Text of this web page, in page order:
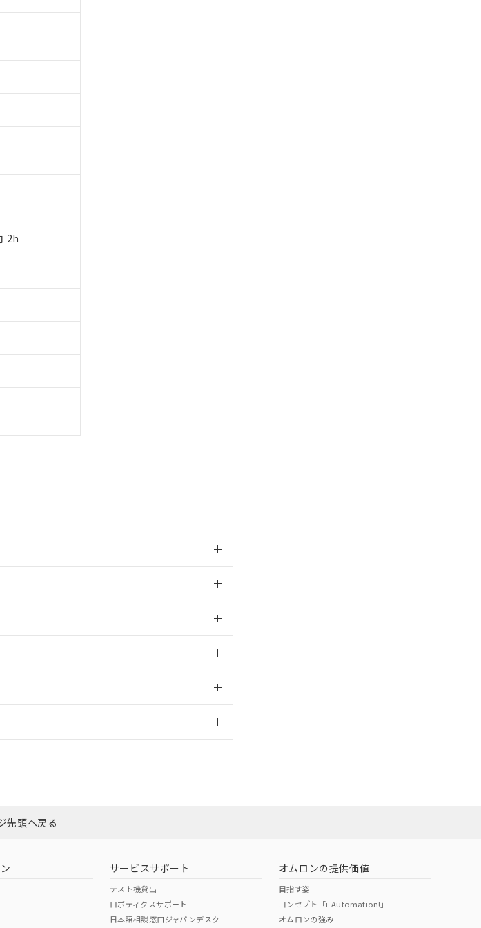
2h
（アメリカ
諾なく第三者に漏洩または開示しないようお願いしま
ご利用いただくには、I-Webメンバーズにご登録され
た部品リストについて、当社および当社の共同利用者
取引・商談に必要な範囲で利用することをご了承くだ
ることがあります。
す。
過去に遡って非含有を証明するものではありません。
応では、対応完了までの期間は出荷製品に未対応品が
した。
とから、特段のことがない限り、2022年1月12日よ
であることを示します。
に漏えいし、環境に深刻な影響を及ぼさない年数を意
ださい。
上記1、2および3の内容を当該第三者に通知します。
が違法に輸出するおそれがある場合は、取り引きをい
)
していない機種
先頭へ戻る
サービスサポート
テスト機貸出
ロボティクスサポート
日本語相談窓口ジャパンデスク
オムロンの提供価値
目指す姿
コンセプト「i-Automation!」
オムロンの強み